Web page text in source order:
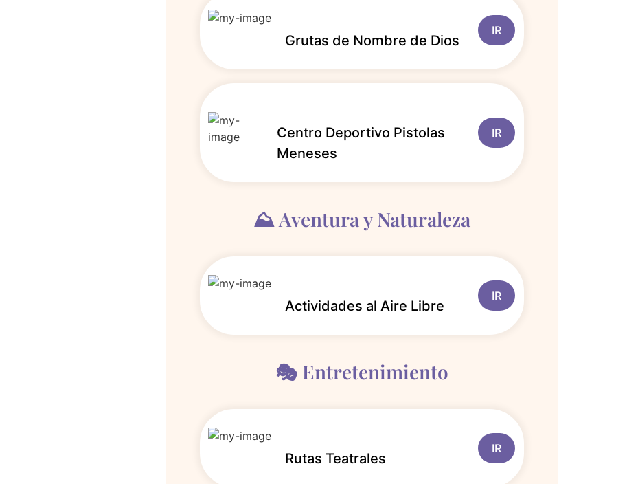
Grutas de Nombre de Dios
IR
Centro Deportivo Pistolas
Meneses
IR
⛰️ Aventura y Naturaleza
Actividades al Aire Libre
IR
🎭 Entretenimiento
Rutas Teatrales
IR